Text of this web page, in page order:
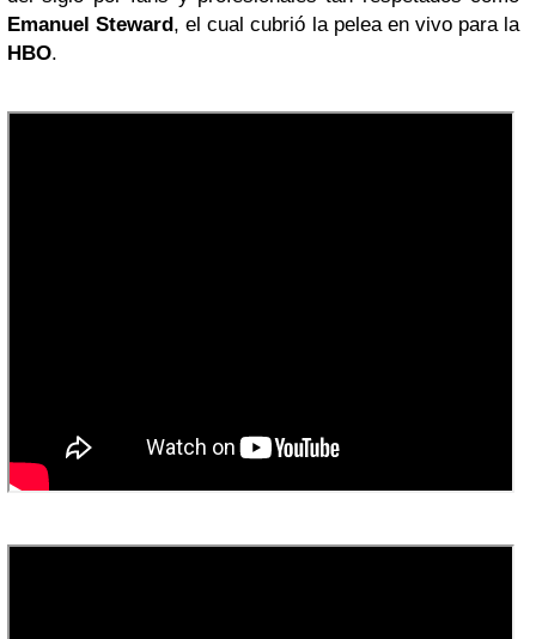
Emanuel Steward, el cual cubrió la pelea en vivo para la
HBO.